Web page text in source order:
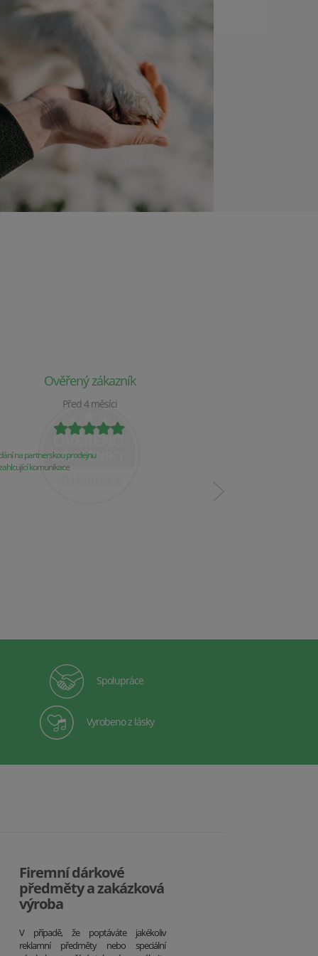
Ověřený zákazník
Před 4 měsíci
na partnerskou prodejnu
komunikace
Spolupráce
Vyrobeno z lásky
Firemní dárkové
předměty a zakázková
výroba
V případě, že poptáváte jakékoliv
reklamní předměty nebo speciální